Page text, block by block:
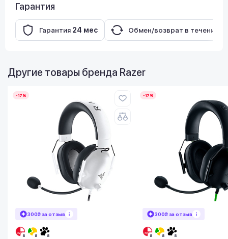
Гарантия
Гарантия 24 мес Обмен/возврат в течение
Другие товары бренда Razer
-17%
300₴ за отзыв
-17%
300₴ за отзыв